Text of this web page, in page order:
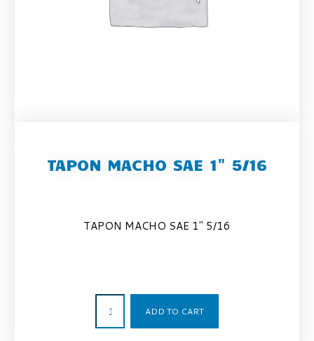
TAPON MACHO SAE 1" 5/16
TAPON MACHO SAE 1″ 5/16
ADD TO CART